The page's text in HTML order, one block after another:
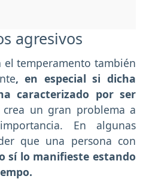
agresivos
el temperamento también
, en especial si dicha
caracterizado por ser
un gran problema a
En algunas
que una persona con
sí lo manifieste estando